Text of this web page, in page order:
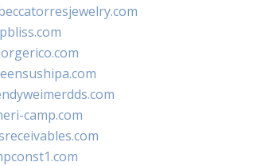
camp.com